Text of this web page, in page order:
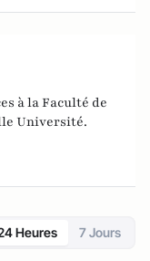
à la Faculté de
Université.
Heures 7 Jours